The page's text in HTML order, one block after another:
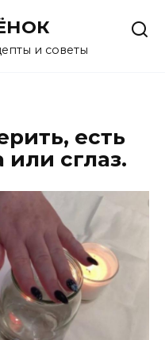
и советы
есть
или сглаз.